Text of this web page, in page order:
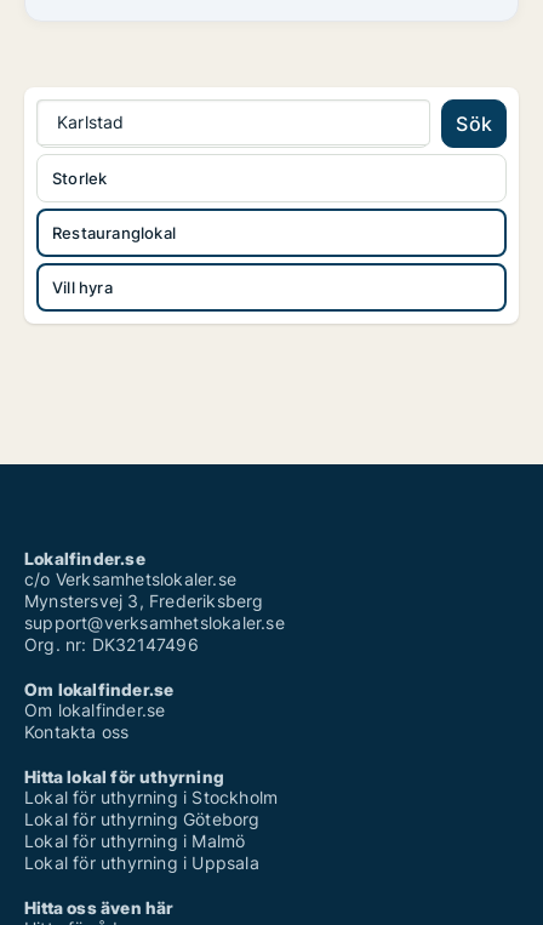
Karlstad Sök
Restauranglokal
Vill hyra
Storlek
Lokalfinder.se
c/o Verksamhetslokaler.se
Mynstersvej 3, Frederiksberg
support@verksamhetslokaler.se
Org. nr: DK32147496
Om lokalfinder.se
Om lokalfinder.se
Kontakta oss
Hitta lokal för uthyrning
Lokal för uthyrning i Stockholm
Lokal för uthyrning Göteborg
Lokal för uthyrning i Malmö
Lokal för uthyrning i Uppsala
Hitta oss även här